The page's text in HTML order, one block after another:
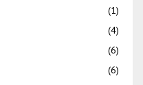
(1)
(4)
(6)
(6)